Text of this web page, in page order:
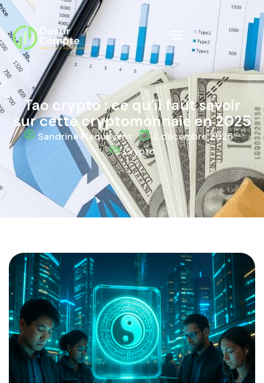
Tao crypto : ce qu’il faut savoir
sur cette cryptomonnaie en 2025
Sandrine Plaquevent
2 décembre 2025
Crypto